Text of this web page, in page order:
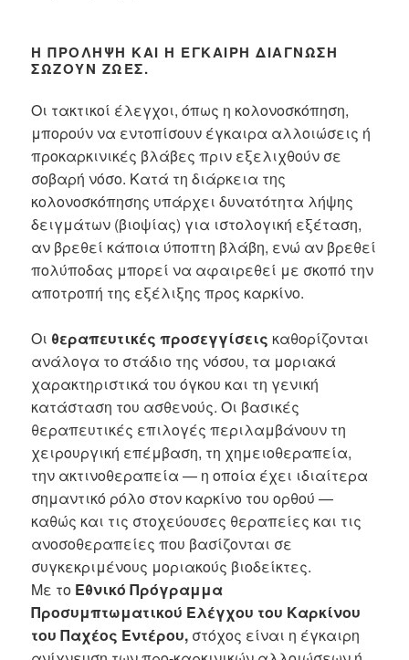
Η ΠΡΌΛΗΨΗ ΚΑΙ Η ΈΓΚΑΙΡΗ ΔΙΆΓΝΩΣΗ
ΣΏΖΟΥΝ ΖΩΈΣ.
Οι τακτικοί έλεγχοι, όπως η κολονοσκόπηση,
μπορούν να εντοπίσουν έγκαιρα αλλοιώσεις ή
προκαρκινικές βλάβες πριν εξελιχθούν σε
σοβαρή νόσο. Κατά τη διάρκεια της
κολονοσκόπησης υπάρχει δυνατότητα λήψης
δειγμάτων (βιοψίας) για ιστολογική εξέταση,
αν βρεθεί κάποια ύποπτη βλάβη, ενώ αν βρεθεί
πολύποδας μπορεί να αφαιρεθεί με σκοπό την
αποτροπή της εξέλιξης προς καρκίνο.
Οι θεραπευτικές προσεγγίσεις καθορίζονται
ανάλογα το στάδιο της νόσου, τα μοριακά
χαρακτηριστικά του όγκου και τη γενική
κατάσταση του ασθενούς. Οι βασικές
θεραπευτικές επιλογές περιλαμβάνουν τη
χειρουργική επέμβαση, τη χημειοθεραπεία,
την ακτινοθεραπεία — η οποία έχει ιδιαίτερα
σημαντικό ρόλο στον καρκίνο του ορθού —
καθώς και τις στοχεύουσες θεραπείες και τις
ανοσοθεραπείες που βασίζονται σε
συγκεκριμένους μοριακούς βιοδείκτες.
Με το Εθνικό Πρόγραμμα
Προσυμπτωματικού Ελέγχου του Καρκίνου
του Παχέος Εντέρου, στόχος είναι η έγκαιρη